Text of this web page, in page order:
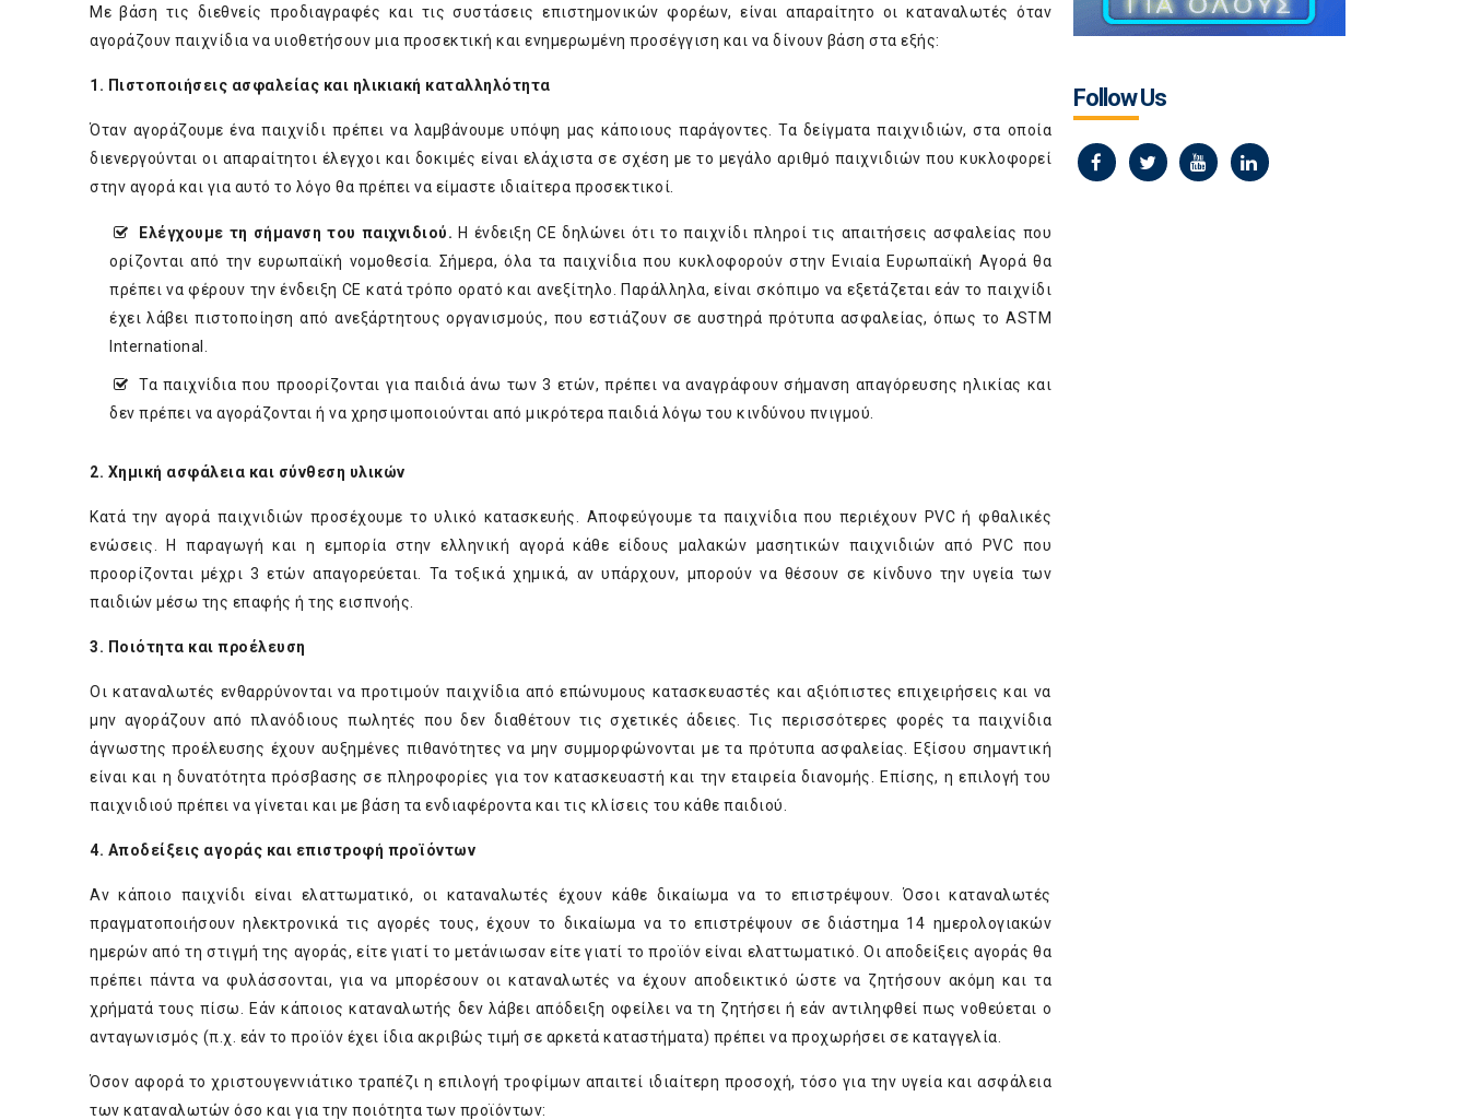
Με βάση τις διεθνείς προδιαγραφές και τις συστάσεις επιστημονικών φορέων, είναι απαραίτητο οι καταναλωτές όταν
αγοράζουν παιχνίδια να υιοθετήσουν μια προσεκτική και ενημερωμένη προσέγγιση και να δίνουν βάση στα εξής:
1. Πιστοποιήσεις ασφαλείας και ηλικιακή καταλληλότητα
Όταν αγοράζουμε ένα παιχνίδι πρέπει να λαμβάνουμε υπόψη μας κάποιους παράγοντες. Τα δείγματα παιχνιδιών, στα οποία
διενεργούνται οι απαραίτητοι έλεγχοι και δοκιμές είναι ελάχιστα σε σχέση με το μεγάλο αριθμό παιχνιδιών που κυκλοφορεί
στην αγορά και για αυτό το λόγο θα πρέπει να είμαστε ιδιαίτερα προσεκτικοί.
Ελέγχουμε τη σήμανση του παιχνιδιού. Η ένδειξη CE δηλώνει ότι το παιχνίδι πληροί τις απαιτήσεις ασφαλείας που
ορίζονται από την ευρωπαϊκή νομοθεσία. Σήμερα, όλα τα παιχνίδια που κυκλοφορούν στην Ενιαία Ευρωπαϊκή Αγορά θα
πρέπει να φέρουν την ένδειξη CE κατά τρόπο ορατό και ανεξίτηλο. Παράλληλα, είναι σκόπιμο να εξετάζεται εάν το παιχνίδι
έχει λάβει πιστοποίηση από ανεξάρτητους οργανισμούς, που εστιάζουν σε αυστηρά πρότυπα ασφαλείας, όπως το ASTM
International.
Τα παιχνίδια που προορίζονται για παιδιά άνω των 3 ετών, πρέπει να αναγράφουν σήμανση απαγόρευσης ηλικίας και
δεν πρέπει να αγοράζονται ή να χρησιμοποιούνται από μικρότερα παιδιά λόγω του κινδύνου πνιγμού.
2. Χημική ασφάλεια και σύνθεση υλικών
Κατά την αγορά παιχνιδιών προσέχουμε το υλικό κατασκευής. Αποφεύγουμε τα παιχνίδια που περιέχουν PVC ή φθαλικές
ενώσεις. Η παραγωγή και η εμπορία στην ελληνική αγορά κάθε είδους μαλακών μασητικών παιχνιδιών από PVC που
προορίζονται μέχρι 3 ετών απαγορεύεται. Τα τοξικά χημικά, αν υπάρχουν, μπορούν να θέσουν σε κίνδυνο την υγεία των
παιδιών μέσω της επαφής ή της εισπνοής.
3. Ποιότητα και προέλευση
Οι καταναλωτές ενθαρρύνονται να προτιμούν παιχνίδια από επώνυμους κατασκευαστές και αξιόπιστες επιχειρήσεις και να
μην αγοράζουν από πλανόδιους πωλητές που δεν διαθέτουν τις σχετικές άδειες. Τις περισσότερες φορές τα παιχνίδια
άγνωστης προέλευσης έχουν αυξημένες πιθανότητες να μην συμμορφώνονται με τα πρότυπα ασφαλείας. Εξίσου σημαντική
είναι και η δυνατότητα πρόσβασης σε πληροφορίες για τον κατασκευαστή και την εταιρεία διανομής. Επίσης, η επιλογή του
παιχνιδιού πρέπει να γίνεται και με βάση τα ενδιαφέροντα και τις κλίσεις του κάθε παιδιού.
4. Αποδείξεις αγοράς και επιστροφή προϊόντων
Αν κάποιο παιχνίδι είναι ελαττωματικό, οι καταναλωτές έχουν κάθε δικαίωμα να το επιστρέψουν. Όσοι καταναλωτές
πραγματοποιήσουν ηλεκτρονικά τις αγορές τους, έχουν το δικαίωμα να το επιστρέψουν σε διάστημα 14 ημερολογιακών
ημερών από τη στιγμή της αγοράς, είτε γιατί το μετάνιωσαν είτε γιατί το προϊόν είναι ελαττωματικό. Οι αποδείξεις αγοράς θα
πρέπει πάντα να φυλάσσονται, για να μπορέσουν οι καταναλωτές να έχουν αποδεικτικό ώστε να ζητήσουν ακόμη και τα
χρήματά τους πίσω. Εάν κάποιος καταναλωτής δεν λάβει απόδειξη οφείλει να τη ζητήσει ή εάν αντιληφθεί πως νοθεύεται ο
ανταγωνισμός (π.χ. εάν το προϊόν έχει ίδια ακριβώς τιμή σε αρκετά καταστήματα) πρέπει να προχωρήσει σε καταγγελία.
Όσον αφορά το χριστουγεννιάτικο τραπέζι η επιλογή τροφίμων απαιτεί ιδιαίτερη προσοχή, τόσο για την υγεία και ασφάλεια
των καταναλωτών όσο και για την ποιότητα των προϊόντων:
Follow Us